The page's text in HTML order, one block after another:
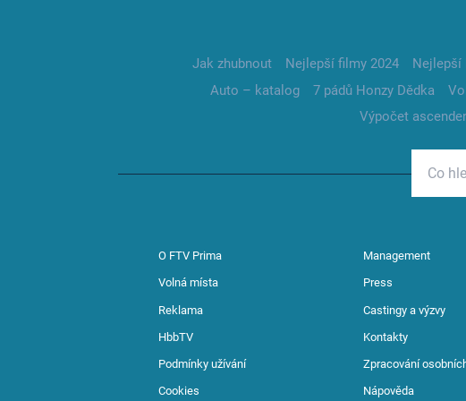
Jak zhubnout Nejlepší filmy 2024 Nejlepší
Auto – katalog
7 pádů Honzy Dědka
Výpočet
O FTV Prima Management
Volná místa Press
Reklama Castingy a výzvy
HbbTV Kontakty
Podmínky užívání Zpracování
Cookies Nápověda